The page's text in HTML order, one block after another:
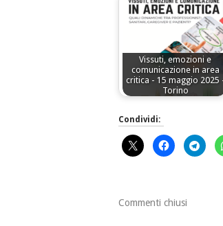
Vissuti, emozioni e
comunicazione in area
critica - 15 maggio 2025
Torino
Condividi:
Commenti chiusi